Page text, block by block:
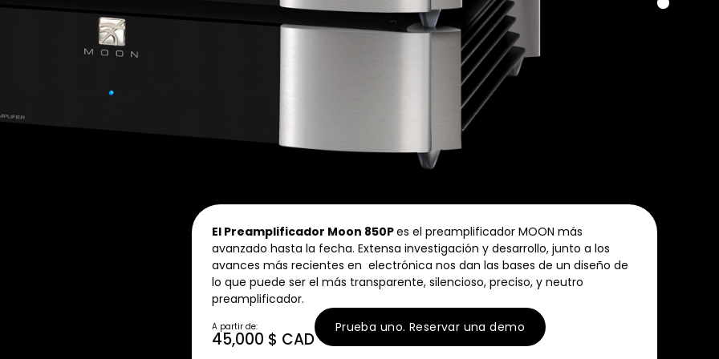
El Preamplificador Moon 850Pes el preamplificador MOON más
avanzado hasta la fecha. Extensa investigación y desarrollo, junto a los
avances más recientes en electrónica nos dan las bases de un diseño de
lo que puede ser el más transparente, silencioso, preciso, y neutro
preamplificador.
A partir de:
45,000 $ CAD
Prueba uno. Reservar una demo